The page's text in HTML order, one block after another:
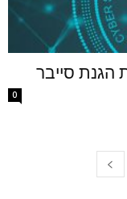
הגנת סייבר
0